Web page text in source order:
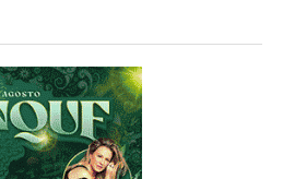
en SLP
libre Ciudad Valles-